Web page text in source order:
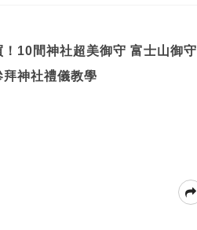
！10間神社超美御守 富士山御守
拜神社禮儀教學